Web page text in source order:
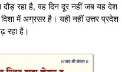
रहा है, वह दिन दूर नहीं जब यह देश
में अग्रसर है। यही नहीं उत्तर प्रदेश
रहा है।